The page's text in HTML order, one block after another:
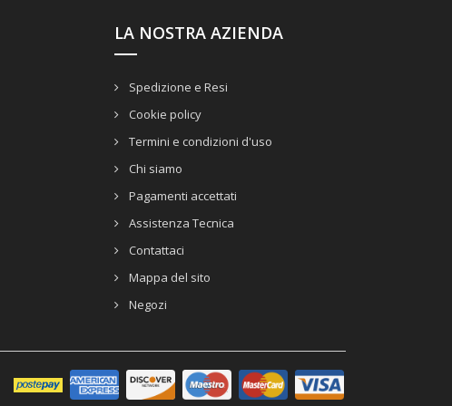
LA NOSTRA AZIENDA
Spedizione e Resi
Cookie policy
Termini e condizioni d'uso
Chi siamo
Pagamenti accettati
Assistenza Tecnica
Contattaci
Mappa del sito
Negozi